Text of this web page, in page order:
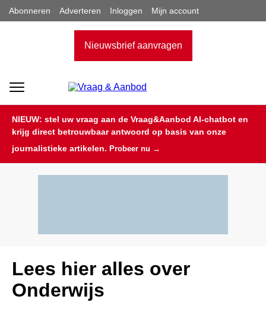
Abonneren Adverteren Inloggen Mijn account
Nieuwsbrief aanvragen
NIEUW: stel uw vraag aan de Vraag&Aanbod AI-chatbot en
krijg direct betrouwbaar antwoord op basis van onze
journalistieke artikelen. Probeer nu →
Lees hier alles over
Onderwijs